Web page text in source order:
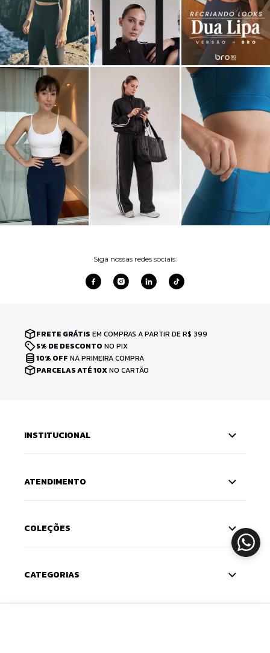
Siga nossas redes sociais:
FRETE GRÁTIS EM COMPRAS A PARTIR DE R$ 399
5% DE DESCONTO NO PIX
10% OFF NA PRIMEIRA COMPRA
PARCELAS ATÉ 10XNO CARTÃO
INSTITUCIONAL
ATENDIMENTO
COLEÇÕES
CATEGORIAS